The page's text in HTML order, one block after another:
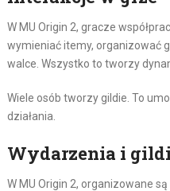
W MU Origin 2, gracze
wymieniać itemy, organizować
walce. Wszystko to tworzy
Wiele osób tworzy gildie. To
działania.
Wydarzenia i
W MU Origin 2, organizowane